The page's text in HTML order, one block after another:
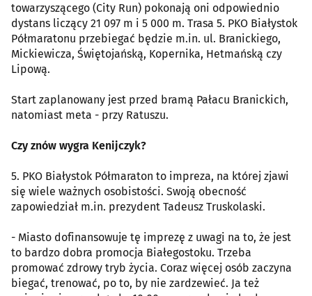
towarzyszącego (City Run) pokonają oni odpowiednio
dystans liczący 21 097 m i 5 000 m. Trasa 5. PKO Białystok
Półmaratonu przebiegać będzie m.in. ul. Branickiego,
Mickiewicza, Świętojańską, Kopernika, Hetmańską czy
Lipową.
Start zaplanowany jest przed bramą Pałacu Branickich,
natomiast meta - przy Ratuszu.
Czy znów wygra Kenijczyk?
5. PKO Białystok Półmaraton to impreza, na której zjawi
się wiele ważnych osobistości. Swoją obecność
zapowiedział m.in. prezydent Tadeusz Truskolaski.
- Miasto dofinansowuje tę imprezę z uwagi na to, że jest
to bardzo dobra promocja Białegostoku. Trzeba
promować zdrowy tryb życia. Coraz więcej osób zaczyna
biegać, trenować, po to, by nie zardzewieć. Ja też